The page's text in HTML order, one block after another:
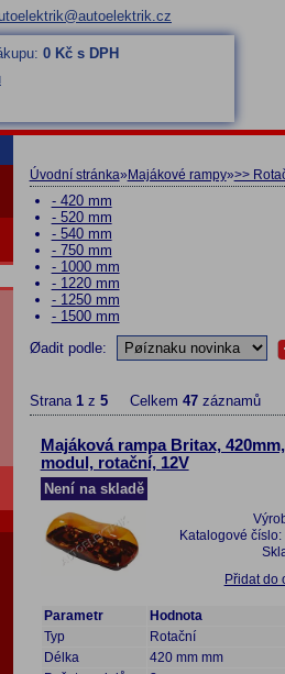
0 Kč s DPH
Úvodní stránka» Majákové rampy»>>
- 420 mm
- 520 mm
- 540 mm
- 750 mm
- 1000 mm
- 1220 mm
- 1250 mm
- 1500 mm
Øadit podle:
Strana 1z 5Celkem 47záznamů
Majáková rampa Britax,
modul, rotační, 12V
Není na skladě
Katalogové číslo:
Přidat do
Parametr
Hodnota
Typ
Rotační
Délka
420 mm mm